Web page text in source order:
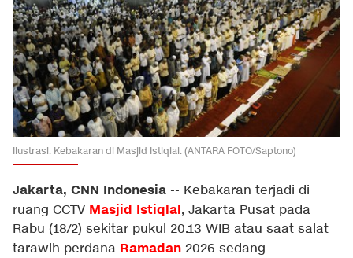
Ilustrasi. Kebakaran di Masjid Istiqlal. (ANTARA FOTO/Saptono)
Jakarta, CNN Indonesia -- Kebakaran terjadi di
ruang CCTV Masjid Istiqlal, Jakarta Pusat pada
Rabu (18/2) sekitar pukul 20.13 WIB atau saat salat
tarawih perdana Ramadan 2026 sedang